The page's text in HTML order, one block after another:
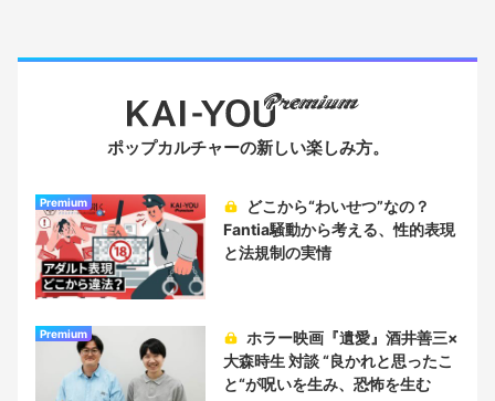
ポップカルチャーの新しい楽しみ方。
Premium
Fantia騒動から考える、性的表現
と法規制の実情
Premium
大森時生 対談 “良かれと思ったこ
と“が呪いを生み、恐怖を生む